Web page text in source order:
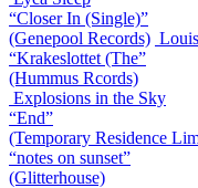
“Closer In (Single)”
(Genepool Records)
“Krakeslottet (The”
(Hummus Rcords)
Explosions in the Sky
“End”
(Temporary Residence
“notes on sunset”
(Glitterhouse)